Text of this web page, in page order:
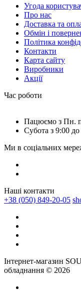
Угода
Про нас
Доставка та
Обмін і
Політика
Контакти
Карта сайту
Виробники
Акції
Час роботи
Пацюємо з Пн.
Субота з 9:00
Ми в соціальних
Наші контакти
+38 (050) 849-20-05
Інтернет-магазин
обладнання © 2026